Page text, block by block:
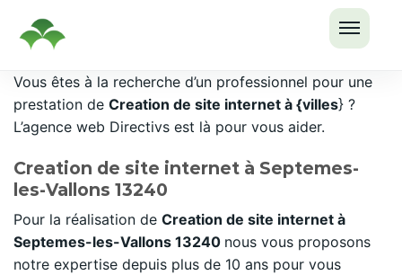
LE
Passer
au
contenu
Vous êtes à la recherche d’un professionnel pour une
prestation de Creation de site internet à {villes} ?
L’agence web Directivs est là pour vous aider.
Creation de site internet à Septemes-
les-Vallons 13240
Pour la réalisation de Creation de site internet à
Septemes-les-Vallons 13240 nous vous proposons
notre expertise depuis plus de 10 ans pour vous